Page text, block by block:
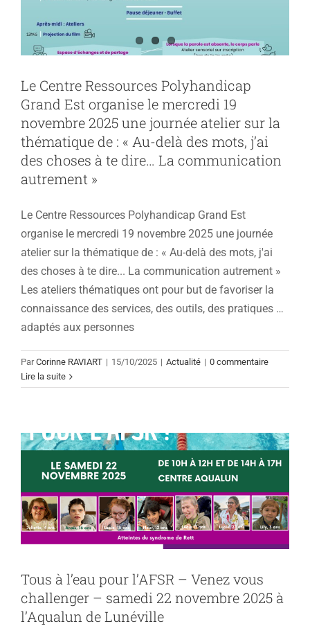
Le Centre Ressources Polyhandicap
Grand Est organise le mercredi 19
novembre 2025 une journée atelier sur la
thématique de : « Au-delà des mots, j’ai
des choses à te dire… La communication
autrement »
Le Centre Ressources Polyhandicap Grand Est
organise le mercredi 19 novembre 2025 une journée
atelier sur la thématique de : « Au-delà des mots, j'ai
des choses à te dire... La communication autrement »
Les ateliers thématiques ont pour but de favoriser la
connaissance des services, des outils, des pratiques …
adaptés aux personnes
ParCorinne RAVIART | 15/10/2025 | Actualité | 0 commentaire
Lire la suite
Tous à l’eau pour l’AFSR – Venez vous
challenger – samedi 22 novembre 2025
Tous à l’eau pour l’AFSR – Venez vous
challenger – samedi 22 novembre 2025 à
l’Aqualun de Lunéville